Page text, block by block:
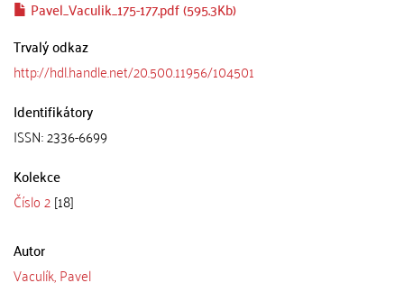
Pavel_Vaculik_175-177.pdf (595.3Kb)
Trvalý odkaz
http://hdl.handle.net/20.500.11956/104501
Identifikátory
ISSN: 2336-6699
Kolekce
Číslo 2[18]
Autor
Vaculík, Pavel